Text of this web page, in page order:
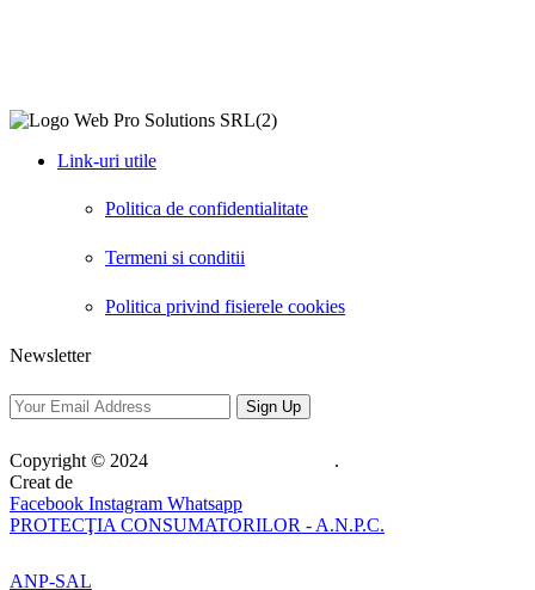
Link-uri utile
Politica de confidentialitate
Termeni si conditii
Politica privind fisierele cookies
Newsletter
Copyright © 2024
.
Creat de
Facebook Instagram Whatsapp
PROTECŢIA CONSUMATORILOR - A.N.P.C.
ANP-SAL